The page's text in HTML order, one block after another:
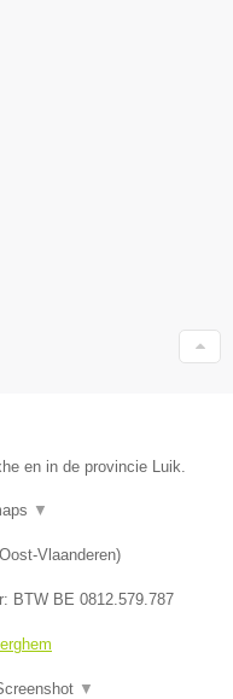
en in de provincie Luik.
▼
Oost-Vlaanderen)
BTW BE 0812.579.787
▼